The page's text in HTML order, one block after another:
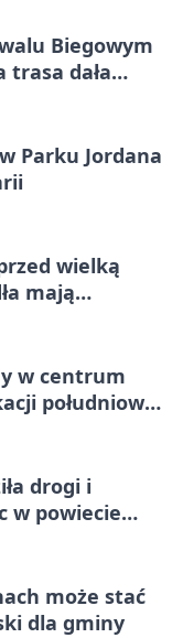
Biegowym
trasa dała
Parku Jordana
wielką
mają
w centrum
południowej
drogi i
w powiecie
może stać
dla gminy